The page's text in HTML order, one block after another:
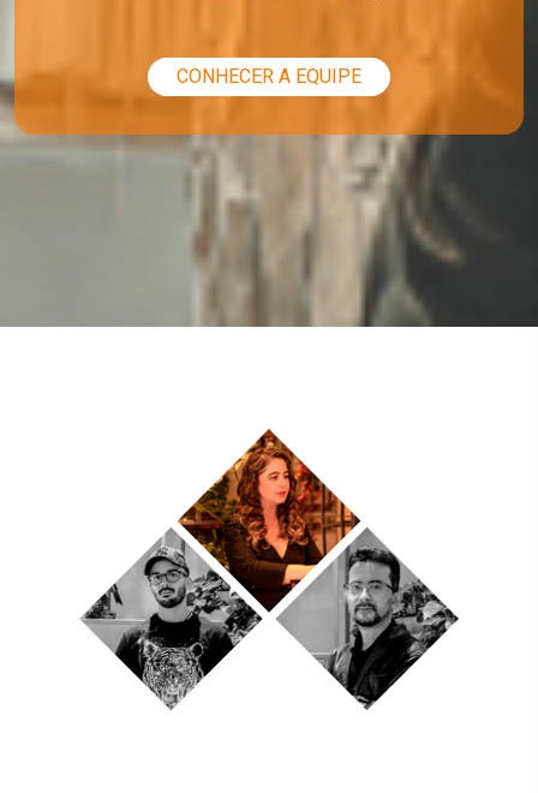
CONHECER A EQUIPE